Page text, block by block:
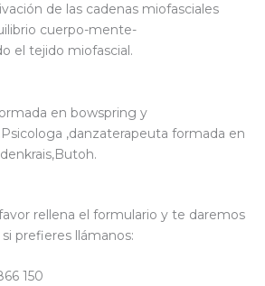
de las cadenas miofasciales
cuerpo-mente-
el tejido miofascial.
en bowspring y
,danzaterapeuta formada en
rellena el formulario y te daremos
prefieres llámanos:
150